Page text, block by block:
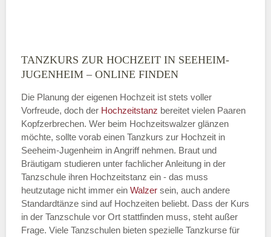
Montag
—
ÖFFNUNGSZEITEN HINZUFÜGEN
Dienstag
—
TANZKURS ZUR HOCHZEIT IN SEEHEIM-
JUGENHEIM – ONLINE FINDEN
Die Planung der eigenen Hochzeit ist stets voller
Vorfreude, doch der Hochzeitstanz bereitet vielen Paaren
Kopfzerbrechen. Wer beim Hochzeitswalzer glänzen
möchte, sollte vorab einen Tanzkurs zur Hochzeit in
Seeheim-Jugenheim in Angriff nehmen. Braut und
Bräutigam studieren unter fachlicher Anleitung in der
Tanzschule ihren Hochzeitstanz ein - das muss
heutzutage nicht immer ein Walzer sein, auch andere
Standardtänze sind auf Hochzeiten beliebt. Dass der Kurs
in der Tanzschule vor Ort stattfinden muss, steht außer
Frage. Viele Tanzschulen bieten spezielle Tanzkurse für